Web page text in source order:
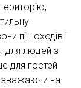
пішоходів і
для людей з
для гостей
зважаючи на